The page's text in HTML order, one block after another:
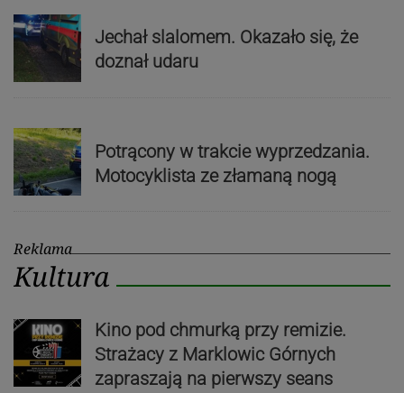
Jechał slalomem. Okazało się, że
doznał udaru
Potrącony w trakcie wyprzedzania.
Motocyklista ze złamaną nogą
Reklama
Kultura
Kino pod chmurką przy remizie.
Strażacy z Marklowic Górnych
zapraszają na pierwszy seans